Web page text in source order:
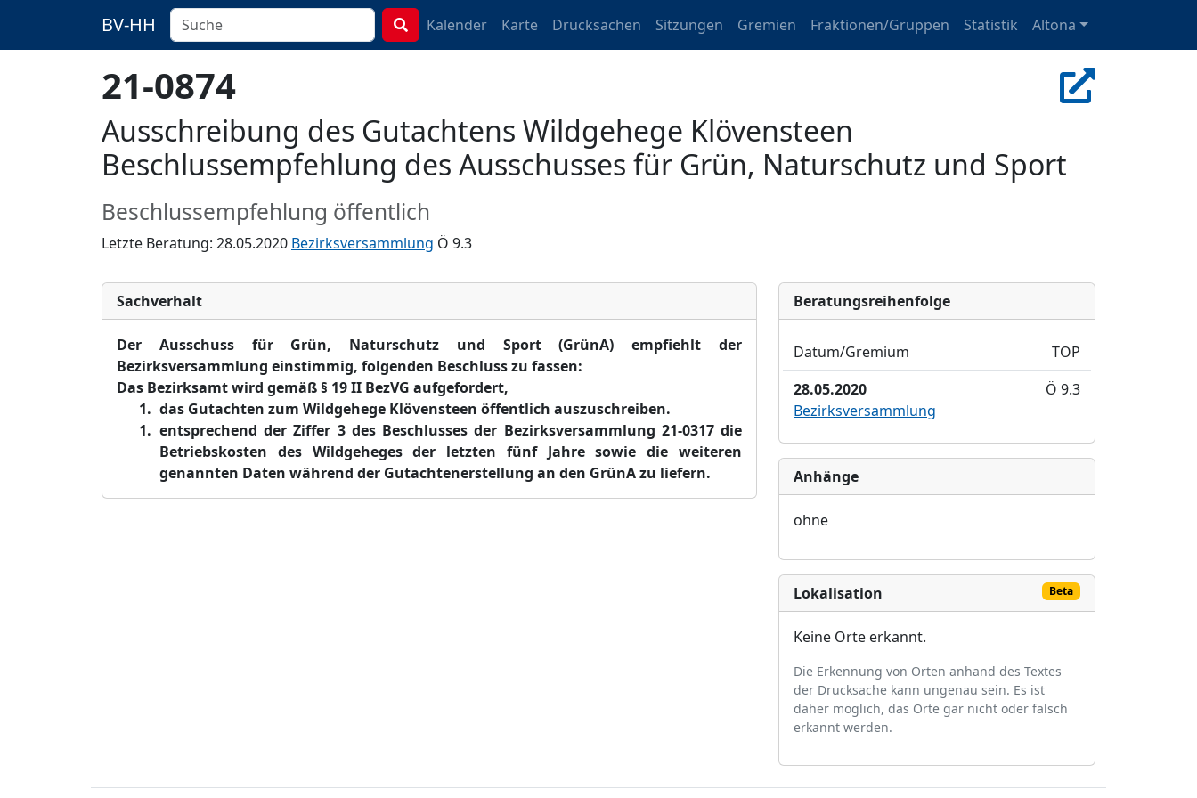
BV-HH Kalender Karte Drucksachen Sitzungen Gremien Fraktionen/Gruppen Statistik Altona
21-0874
Ausschreibung des Gutachtens Wildgehege Klövensteen
Beschlussempfehlung des Ausschusses für Grün, Naturschutz und Sport
Beschlussempfehlung öffentlich
Letzte Beratung: 28.05.2020 Bezirksversammlung Ö 9.3
Sachverhalt
Der Ausschuss für Grün, Naturschutz und Sport (GrünA) empfiehlt der
Bezirksversammlung einstimmig, folgenden Beschluss zu fassen:
Das Bezirksamt wird gemäß § 19 II BezVG aufgefordert,
das Gutachten zum Wildgehege Klövensteen öffentlich auszuschreiben.
entsprechend der Ziffer 3 des Beschlusses der Bezirksversammlung 21-0317 die
Betriebskosten des Wildgeheges der letzten fünf Jahre sowie die weiteren
genannten Daten während der Gutachtenerstellung an den GrünA zu liefern.
Bera­tungs­reihen­folge
Datum/Gremium
TOP
28.05.2020
Ö 9.3
Bezirksversammlung
Anhänge
ohne
Lokalisation Beta
Keine Orte erkannt.
Die Erkennung von Orten anhand des Textes
der Drucksache kann ungenau sein. Es ist
daher möglich, das Orte gar nicht oder falsch
erkannt werden.